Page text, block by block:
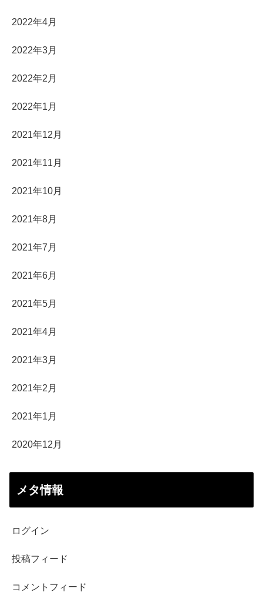
2022年4月
2022年3月
2022年2月
2022年1月
2021年12月
2021年11月
2021年10月
2021年8月
2021年7月
2021年6月
2021年5月
2021年4月
2021年3月
2021年2月
2021年1月
2020年12月
メタ情報
ログイン
投稿フィード
コメントフィード